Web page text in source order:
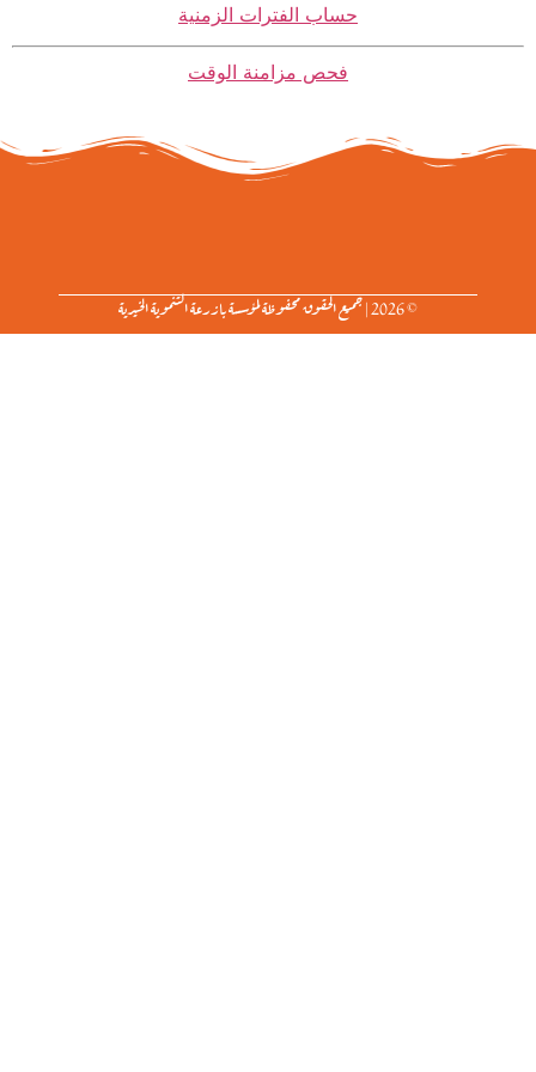
حساب الفترات الزمنية
فحص مزامنة الوقت
© 2026 | جميع الحقوق محفوظة لمؤسسة بازرعة التنموية الخيرية